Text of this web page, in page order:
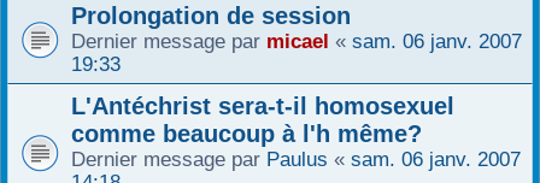
Prolongation de session
Dernier message par micael « sam. 06 janv. 2007
19:33
L'Antéchrist sera-t-il homosexuel
comme beaucoup à l'h même?
Dernier message par Paulus « sam. 06 janv. 2007